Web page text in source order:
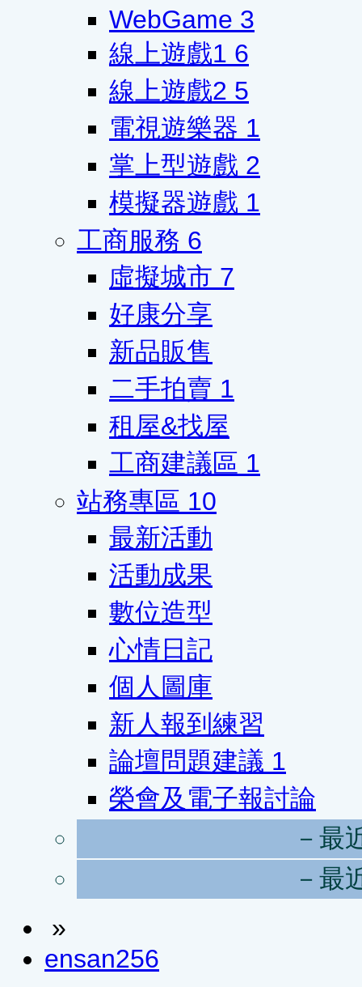
WebGame 3
線上遊戲1 6
線上遊戲2 5
電視遊樂器 1
掌上型遊戲 2
模擬器遊戲 1
工商服務 6
虛擬城市 7
好康分享
新品販售
二手拍賣 1
租屋&找屋
工商建議區 1
站務專區 10
最新活動
活動成果
數位造型
心情日記
個人圖庫
新人報到練習
論壇問題建議 1
榮會及電子報討論
－最
－最
»
ensan256